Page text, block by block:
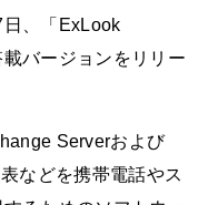
、「ExLook
バージョンをリリー
Serverおよび
などを携帯電話やス